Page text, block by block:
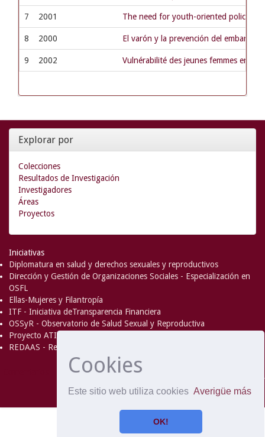
Cookies
Este sitio web utiliza cookies Averigüe más
OK!
7 2001 The need for youth-oriented policies
8 2000 El varón y la prevención del embarazo
9 2002 Vulnérabilité des jeunes femmes en
Explorar por
Colecciones
Resultados de Investigación
Investigadores
Áreas
Proyectos
Iniciativas
Diplomatura en salud y derechos sexuales y reproductivos
Dirección y Gestión de Organizaciones Sociales - Especialización en
OSFL
Ellas-Mujeres y Filantropía
ITF - Iniciativa deTransparencia Financiera
OSSyR - Observatorio de Salud Sexual y Reproductiva
Proyecto ATICA
REDAAS - Red de Acceso al Aborto Seguro
DSpace Software
- Extensión mantenida y
optimizado por